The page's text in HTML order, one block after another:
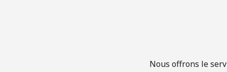
Nous offrons le